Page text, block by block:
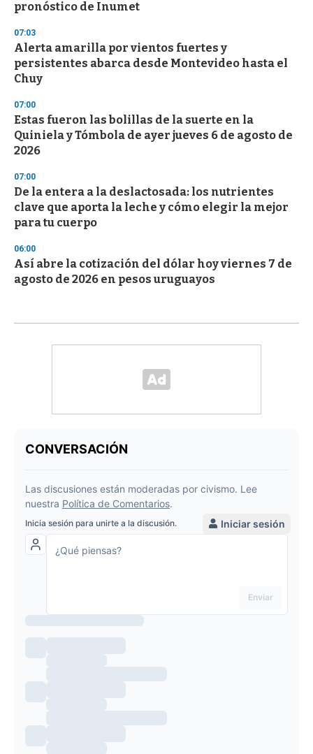
pronóstico de Inumet
07:03
Alerta amarilla por vientos fuertes y
persistentes abarca desde Montevideo hasta el
Chuy
07:00
Estas fueron las bolillas de la suerte en la
Quiniela y Tómbola de ayer jueves 6 de agosto de
2026
07:00
De la entera a la deslactosada: los nutrientes
clave que aporta la leche y cómo elegir la mejor
para tu cuerpo
06:00
Así abre la cotización del dólar hoy viernes 7 de
agosto de 2026 en pesos uruguayos